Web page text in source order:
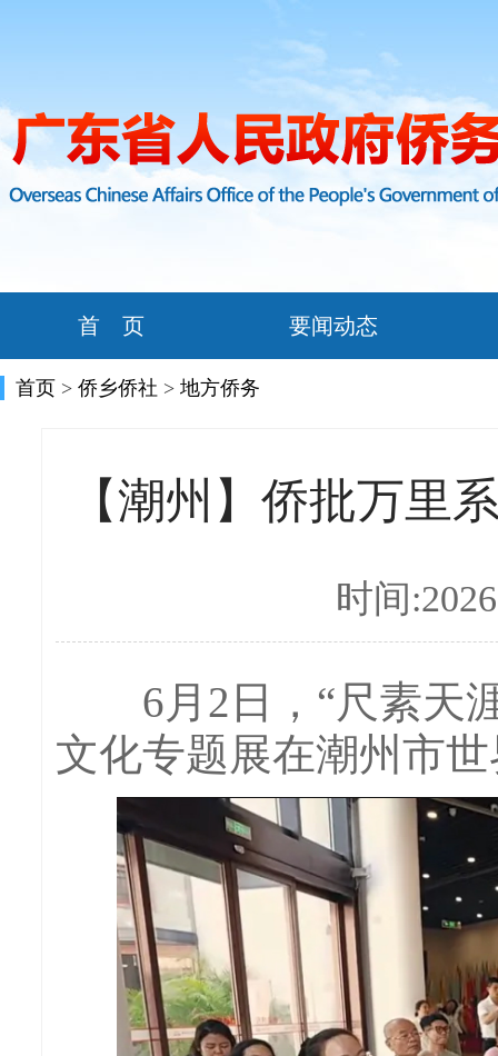
首 页 要闻动态
首页 > 侨乡侨社 > 地方侨务
【潮州】侨批万里
时间
6月2日，“尺素天
文化专题展在潮州市